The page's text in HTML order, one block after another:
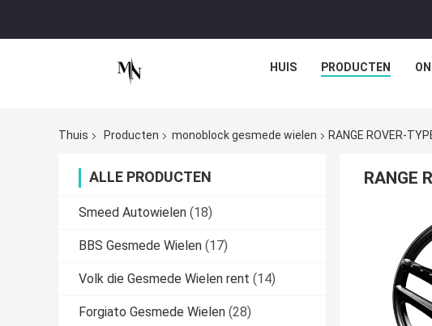
HUIS PRODUCTEN
Thuis Producten monoblock gesmede wielen RANGE ROVER-
ALLE PRODUCTEN
Smeed Autowielen (18)
BBS Gesmede Wielen (17)
Volk die Gesmede Wielen rent (14)
Forgiato Gesmede Wielen (28)
RANGE